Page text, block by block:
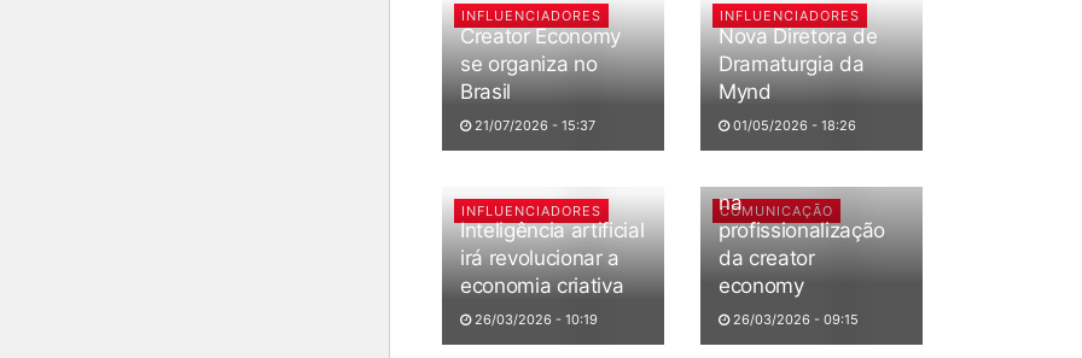
INFLUENCIADORES
Creator Economy
se organiza no
Brasil
21/07/2026 - 15:37
INFLUENCIADORES
Nova Diretora de
Dramaturgia da
Mynd
01/05/2026 - 18:26
INFLUENCIADORES
Inteligência artificial
irá revolucionar a
economia criativa
26/03/2026 - 10:19
COMUNICAÇÃO
na
profissionalização
da creator
economy
26/03/2026 - 09:15